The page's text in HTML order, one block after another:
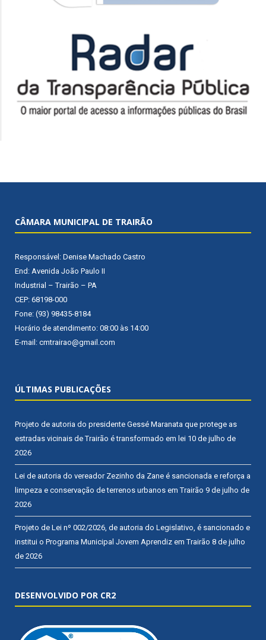
CÂMARA MUNICIPAL DE TRAIRÃO
Responsável: Denise Machado Castro
End: Avenida João Paulo II
Industrial – Trairão – PA
CEP: 68198-000
Fone: (93) 98435-8184
Horário de atendimento: 08:00 às 14:00
E-mail: cmtrairao@gmail.com
ÚLTIMAS PUBLICAÇÕES
Projeto de autoria do presidente Gessé Maranata que protege as
estradas vicinais de Trairão é transformado em lei 10 de julho de
2026
Lei de autoria do vereador Zezinho da Zane é sancionada e reforça a
limpeza e conservação de terrenos urbanos em Trairão 9 de julho de
2026
Projeto de Lei nº 002/2026, de autoria do Legislativo, é sancionado e
institui o Programa Municipal Jovem Aprendiz em Trairão 8 de julho
de 2026
DESENVOLVIDO POR CR2